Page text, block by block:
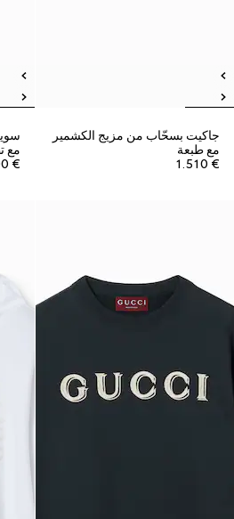
جاكيت بسحّاب من مزيج الكشمير
مع طبعة
€ 1.510
مع
€ 1.400